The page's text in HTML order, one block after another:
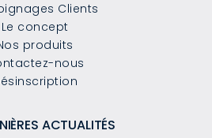
Clients
Le concept
produits
nous
ACTUALITÉS